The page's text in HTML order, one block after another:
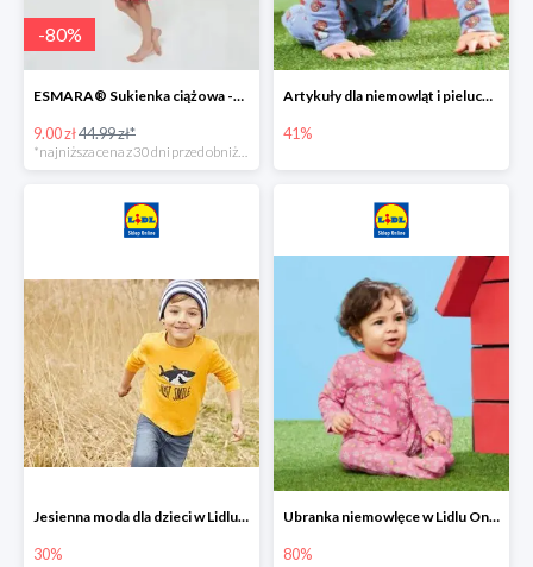
-80%
ESMARA® Sukienka ciążowa -79%
9.00 zł44.99 zł*
Artykuły dla niemowląt i pieluchy w Lidlu Online do -41%
41%
Jesienna moda dla dzieci w Lidlu Online do -30%
30%
Ubranka niemowlęce w Lidlu Online do -80%
80%